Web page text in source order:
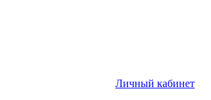
Личный кабинет